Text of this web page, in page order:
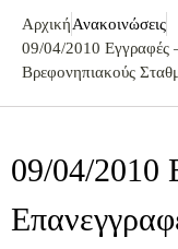
ΑρχικήΑνακοινώσεις
09/04/2010 Εγγραφές
Βρεφονηπιακούς
09/04/2010